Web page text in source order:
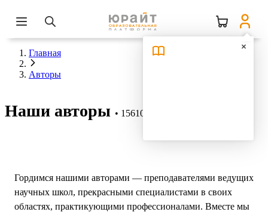
Главная
Авторы
Наши авторы 15610 авторов
Гордимся нашими авторами — преподавателями ведущих
научных школ, прекрасными специалистами в своих
областях, практикующими профессионалами. Вместе мы